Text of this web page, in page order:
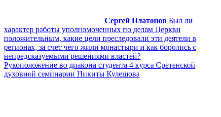
Сергей Платонов Был ли
характер работы уполномоченных по делам Церкви
положительным, какие цели преследовали эти деятели в
регионах, за счет чего жили монастыри и как боролись с
непредсказуемыми решениями властей?
Рукоположение во диакона студента 4 курса Сретенской
духовной семинарии Никиты Кулешова